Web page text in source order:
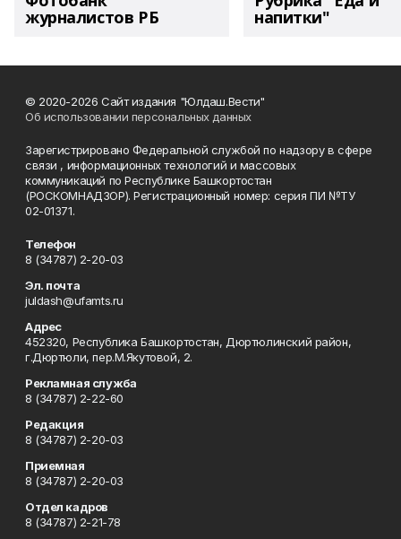
журналистов РБ напитки"
© 2020-2026 Сайт издания "Юлдаш.Вести"
Об использовании персональных данных
Зарегистрировано Федеральной службой по надзору в сфере
связи , информационных технологий и массовых
коммуникаций по Республике Башкортостан
(РОСКОМНАДЗОР). Регистрационный номер: серия ПИ №ТУ
02-01371.
Телефон
8 (34787) 2-20-03
Эл. почта
juldash@ufamts.ru
Адрес
452320, Республика Башкортостан, Дюртюлинский район,
г.Дюртюли, пер.М.Якутовой, 2.
Рекламная служба
8 (34787) 2-22-60
Редакция
8 (34787) 2-20-03
Приемная
8 (34787) 2-20-03
Отдел кадров
8 (34787) 2-21-78